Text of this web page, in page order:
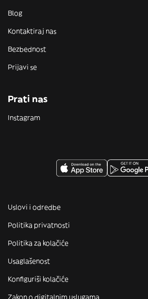
Blog
Kontaktiraj nas
Bezbednost
Prijavi se
Prati nas
Instagram
Uslovi i odredbe
Politika privatnosti
Politika za kolačiće
Usaglašenost
Konfiguriši kolačiće
Zakon o digitalnim uslugama